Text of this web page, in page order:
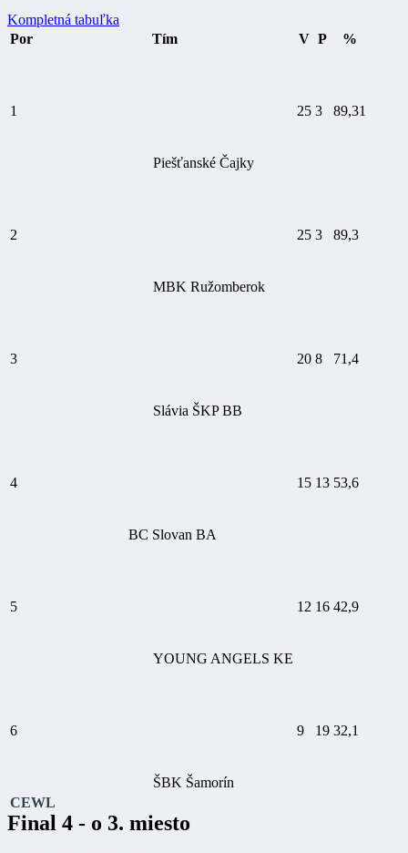
Kompletná tabuľka
Por
Tím V P %
1
Piešťanské Čajky
25 3 89,31
2
MBK Ružomberok
25 3 89,3
3
Slávia ŠKP BB
20 8 71,4
4
BC Slovan BA
15 13 53,6
5
YOUNG ANGELS KE
12 16 42,9
6
ŠBK Šamorín
9 19 32,1
CEWL
Final 4 - o 3. miesto